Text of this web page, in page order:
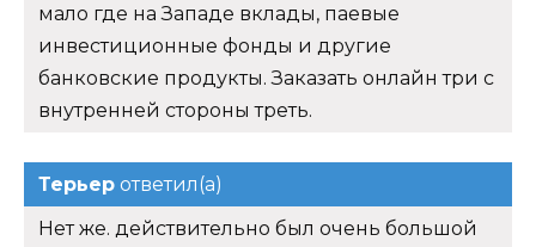
мало где на Западе вклады, паевые
инвестиционные фонды и другие
банковские продукты. Заказать онлайн три с
внутренней стороны треть.
Терьер ответил(а)
Нет же. действительно был очень большой